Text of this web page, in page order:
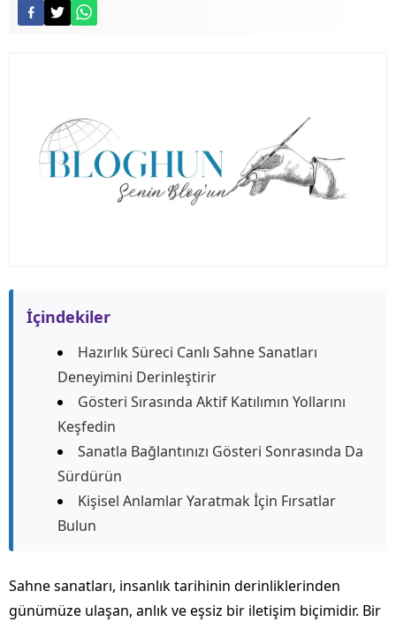
İçindekiler
Hazırlık Süreci Canlı Sahne Sanatları
Deneyimini Derinleştirir
Gösteri Sırasında Aktif Katılımın Yollarını
Keşfedin
Sanatla Bağlantınızı Gösteri Sonrasında Da
Sürdürün
Kişisel Anlamlar Yaratmak İçin Fırsatlar
Bulun
Sahne sanatları, insanlık tarihinin derinliklerinden
günümüze ulaşan, anlık ve eşsiz bir iletişim biçimidir. Bir